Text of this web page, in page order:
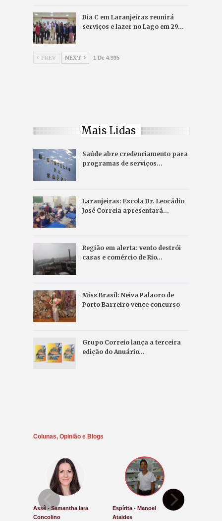
Dia C em Laranjeiras reunirá
serviços e lazer no Lago em 29…
PREV NEXT 1 De 4.935
Mais Lidas
Saúde abre credenciamento para
programas de serviços…
Laranjeiras: Escola Dr. Leocádio
José Correia apresentará…
Região em alerta: vento destrói
casas e comércio de Rio…
Miss Brasil: Neiva Palaoro de
Porto Barreiro vence concurso
Grupo Correio lança a terceira
edição do Anuário…
Colunas, Opinião e Blogs
Assê - Samantha Iara
Concolino
Espírita - Manoel
Ataides